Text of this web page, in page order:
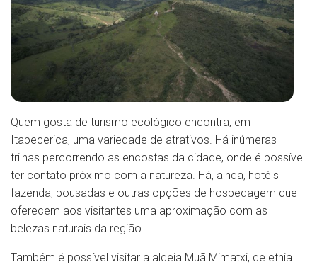
Quem gosta de turismo ecológico encontra, em
Itapecerica, uma variedade de atrativos. Há inúmeras
trilhas percorrendo as encostas da cidade, onde é possível
ter contato próximo com a natureza. Há, ainda, hotéis
fazenda, pousadas e outras opções de hospedagem que
oferecem aos visitantes uma aproximação com as
belezas naturais da região.
Também é possível visitar a aldeia Muã Mimatxi, de etnia